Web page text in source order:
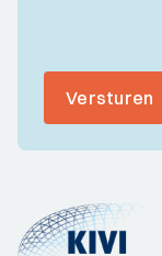
Versturen